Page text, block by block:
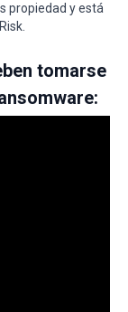
propiedad y está
tomarse